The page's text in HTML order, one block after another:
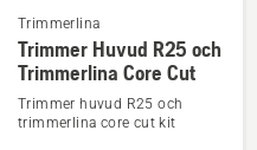
Se
mer
information
om
Trimmer
Trimmerlina
Trimmer Huvud R25 och
Trimmerlina Core Cut
Trimmer huvud R25 och
trimmerlina core cut kit